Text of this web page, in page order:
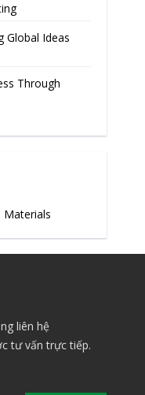
Global Ideas
Through
Materials
liên hệ
tư vấn trực tiếp.